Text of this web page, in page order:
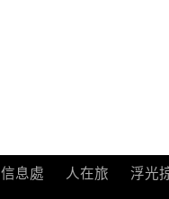
信息處
人在旅
浮光